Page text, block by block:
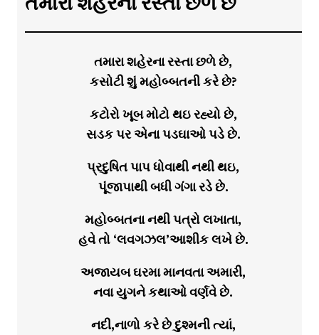
તમારા શહેરના રસ્તા છળે છે,
કસોટી શું મહોબ્બતની કરે છે?
કટોરો ખૂબ મોટો થઇ રહ્યો છે,
સડક પર એના પડઘાઓ પડે છે.
પ્રદુષિત પાપ ધોવાથી નથી થઇ,
પૂંજાપાથી બધી ગંગા રડે છે.
મહોબ્બતના નથી પત્રો લખાતા,
હવે તો ‘લવગઝલ’આશીક લખે છે.
અજાયબ ઘરમા માનવતા અમારી,
નવા યુગને કથાઓ વર્ણવે છે.
નદી,નાળો કરે છે દુશ્મની ત્યાં,